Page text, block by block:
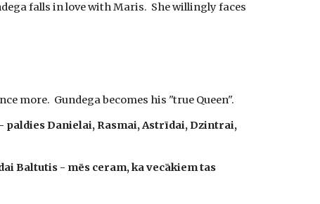
falls in love with Maris.  She willingly faces
more.  Gundega becomes his "true Queen".
paldies Danielai, Rasmai, Astrīdai, Dzintrai,
Baltutis - mēs ceram, ka vecākiem tas